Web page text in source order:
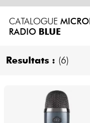
Synthés &
Home Studio
Casques
DJ
CATALOGUE
RADIO BLUE
Resultats : (6)